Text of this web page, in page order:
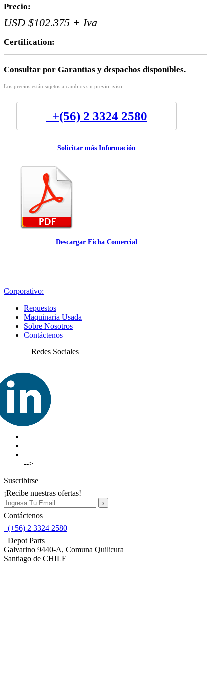
Precio:
USD $102.375 + Iva
Certification:
Consultar por Garantías y despachos disponibles.
Los precios están sujetos a cambios sin previo aviso.
+(56) 2 3324 2580
Solicitar más Información
Descargar Ficha Comercial
Corporativo:
Repuestos
Maquinaria Usada
Sobre Nosotros
Contáctenos
Redes Sociales
-->
Suscribirse
¡Recibe nuestras ofertas!
Contáctenos
(+56) 2 3324 2580
Depot Parts
Galvarino 9440-A, Comuna Quilicura
Santiago de CHILE